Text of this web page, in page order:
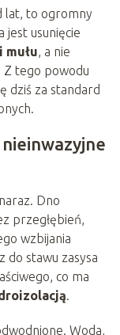
lat, to ogromny
jest usunięcie
mułu, a nie
Z tego powodu
dziś za standard
Dno
przegłębień,
wzbijania
do stawu zasysa
co ma
.
Woda,